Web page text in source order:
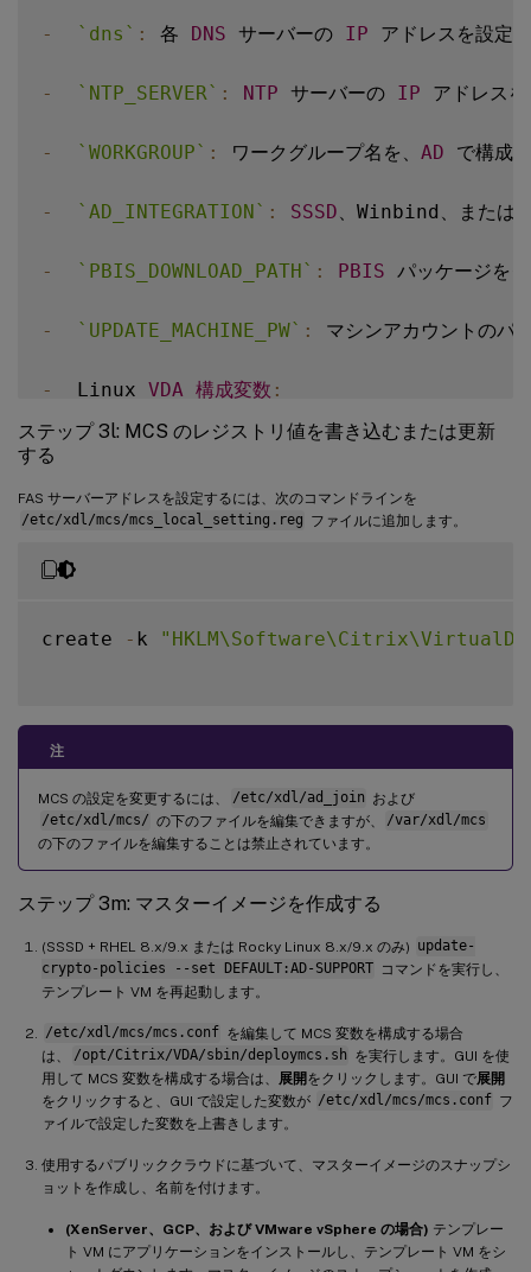
- ` dns ` : 各 DNS サーバーの IP アドレスを設定
- ` NTP_SERVER` : NTP サーバーの IP アドレス
- ` WORKGROUP` : ワークグループ名を、 AD で構成
- ` AD_INTEGRATION` : SSSD 、Winbind、または
- ` PBIS_DOWNLOAD_PATH` : PBIS パッケージを
- ` UPDATE_MACHINE_PW` : マシンアカウントのパ
-
  Linux
VDA 構成変数 :
DOTNET_RUNTIME_PATH path - - install
SUPPORT_DDC_AS_CNAME` = Y | N
HDX_3D_PRO` =
`START_SERVICE`=Y | N
`TELEMETRY_SOCKET_PORT`= port
`
TELEMETRY_PORT`=port-
ステップ 3l: MCS のレジストリ値を書き込むまたは更新
する
FAS サーバーアドレスを設定するには、次のコマンドラインを
/etc/xdl/mcs/mcs_local_setting.reg ファイルに追加します。
create - k
注
MCS の設定を変更するには、 /etc/xdl/ad_join および
/etc/xdl/mcs/ の下のファイルを編集できますが、
/var/xdl/mcs
の下のファイルを編集することは禁止されています。
ステップ 3m: マスターイメージを作成する
(SSSD + RHEL 8.x/9.x または Rocky Linux 8.x/9.x のみ) update-
crypto-policies --set DEFAULT:AD-SUPPORT コマンドを実行し、
テンプレート VM を再起動します。
/etc/xdl/mcs/mcs.conf を編集して MCS 変数を構成する場合
は、
/opt/Citrix/VDA/sbin/deploymcs.sh を実行します。GUI を使
用して MCS 変数を構成する場合は、 展開をクリックします。GUI で展開
をクリックすると、GUI で設定した変数が /etc/xdl/mcs/mcs.conf フ
ァイルで設定した変数を上書きします。
使用するパブリッククラウドに基づいて、マスターイメージのスナップシ
ョットを作成し、名前を付けます。
(XenServer、GCP、および VMware vSphere の場合) テンプレー
ト VM にアプリケーションをインストールし、テンプレート VM をシ